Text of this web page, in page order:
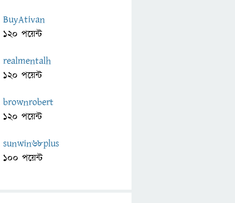
BuyAtivan
120 পয়েন্ট
realmentalh
120 পয়েন্ট
brownrobert
120 পয়েন্ট
sunwin68plus
100 পয়েন্ট